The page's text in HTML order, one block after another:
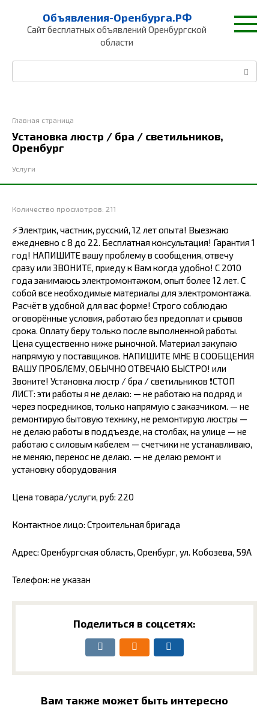
контенту
Объявления-Оренбурга.РФ
Сайт бесплатных объявлений Оренбургской
области
Главная страница
Установка люстр / бра / светильников,
Оренбург
Услуги
Количество просмотров: 211
⚡Электрик, частник, русский, 12 лет опыта! Выезжаю
ежедневно с 8 до 22. Бесплатная консультация! Гарантия 1
год! НАПИШИТЕ вашу проблему в сообщения, отвечу
сразу или ЗВОНИТЕ, приеду к Вам когда удобно! С 2010
года занимаюсь электромонтажом, опыт более 12 лет. С
собой все необходимые материалы для электромонтажа.
Расчёт в удобной для вас форме! Строго соблюдаю
оговорённые условия, работаю без предоплат и срывов
срока. Оплату беру только после выполненной работы.
Цена существенно ниже рыночной. Материал закупаю
напрямую у поставщиков. НАПИШИТЕ МНЕ В СООБЩЕНИЯ
ВАШУ ПРОБЛЕМУ, ОБЫЧНО ОТВЕЧАЮ БЫСТРО! или
Звоните! Установка люстр / бра / светильников ❗СТОП
ЛИСТ: эти работы я не делаю: — не работаю на подряд и
через посредников, только напрямую с заказчиком. — не
ремонтирую бытовую технику, не ремонтирую люстры —
не делаю работы в поддъезде, на столбах, на улице — не
работаю с силовым кабелем — счетчики не устанавливаю,
не меняю, перенос не делаю. — не делаю ремонт и
установку оборудования
Цена товара/услуги, руб: 220
Контактное лицо: Строительная бригада
Адрес: Оренбургская область, Оренбург, ул. Кобозева, 59А
Телефон: не указан
Поделиться в соцсетях:
Вам также может быть интересно